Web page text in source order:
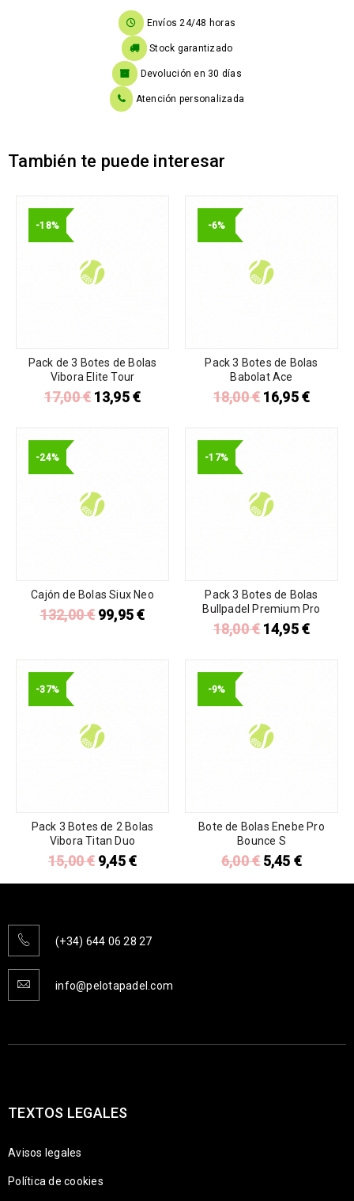
Envíos 24/48 horas
Stock garantizado
Devolución en 30 días
Atención personalizada
También te puede interesar
-18%
Pack de 3 Botes de Bolas
Vibora Elite Tour
17,00€ 13,95€
-6%
Pack 3 Botes de Bolas
Babolat Ace
18,00€ 16,95€
-24%
Cajón de Bolas Siux Neo
132,00€ 99,95€
-17%
Pack 3 Botes de Bolas
Bullpadel Premium Pro
18,00€ 14,95€
-37%
Pack 3 Botes de 2 Bolas
Vibora Titan Duo
15,00€ 9,45€
-9%
Bote de Bolas Enebe Pro
Bounce S
6,00€ 5,45 €
(+34) 644 06 28 27
info@pelotapadel.com
TEXTOS LEGALES
Avisos legales
Política de cookies